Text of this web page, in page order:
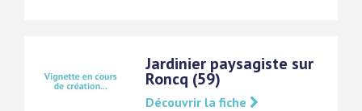
Jardinier paysagiste sur
Roncq (59)
Découvrir la fiche